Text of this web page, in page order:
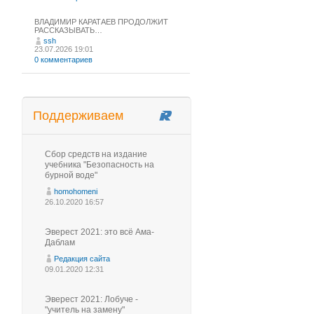
ВЛАДИМИР КАРАТАЕВ ПРОДОЛЖИТ
РАССКАЗЫВАТЬ…
ssh
23.07.2026 19:01
0 комментариев
Поддерживаем
Сбор средств на издание
учебника "Безопасность на
бурной воде"
homohomeni
26.10.2020 16:57
Эверест 2021: это всё Ама-
Даблам
Редакция сайта
09.01.2020 12:31
Эверест 2021: Лобуче -
"учитель на замену"